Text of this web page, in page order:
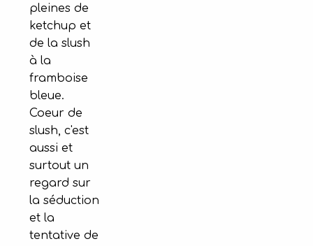
pleines de
ketchup et
de la slush
à la
framboise
bleue.
Coeur de
slush, c'est
aussi et
surtout un
regard sur
la séduction
et la
tentative de